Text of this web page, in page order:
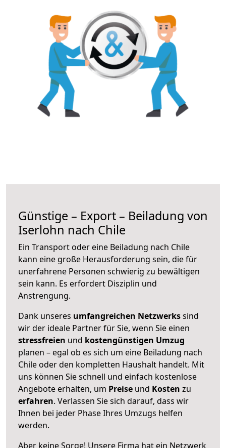
Günstige – Export – Beiladung von
Iserlohn nach Chile
Ein Transport oder eine Beiladung nach Chile
kann eine große Herausforderung sein, die für
unerfahrene Personen schwierig zu bewältigen
sein kann. Es erfordert Disziplin und
Anstrengung.
Dank unseres umfangreichen Netzwerkssind
wir der ideale Partner für Sie, wenn Sie einen
stressfreien und kostengünstigen Umzug
planen – egal ob es sich um eine Beiladung nach
Chile oder den kompletten Haushalt handelt. Mit
uns können Sie schnell und einfach kostenlose
Angebote erhalten, um Preise und Kosten zu
erfahren. Verlassen Sie sich darauf, dass wir
Ihnen bei jeder Phase Ihres Umzugs helfen
werden.
Aber keine Sorge! Unsere Firma hat ein Netzwerk